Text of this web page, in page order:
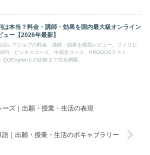
は本当？料金・講師・効果を国内最大級オンライン
ー【2026年最新】
話レアジョブの料金・講師・効果を徹底レビュー。フィリピ
円、ビジネスコース、中高生コース、PROGOSテスト、
QQEnglishとの比較まで完全網羅。
ーズ｜出願・授業・生活の表現
｜出願・授業・生活のボキャブラリー